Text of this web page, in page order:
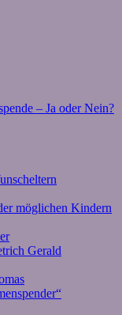
– Ja oder Nein?
möglichen Kindern
Gerald